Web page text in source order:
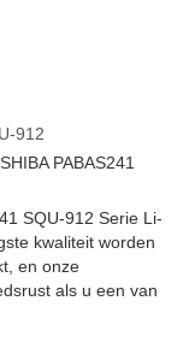
912
PABAS241
SQU-912 Serie Li-
kwaliteit worden
en onze
als u een van